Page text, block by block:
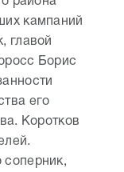
кампаний
главой
Борис
его
Коротков
соперник,